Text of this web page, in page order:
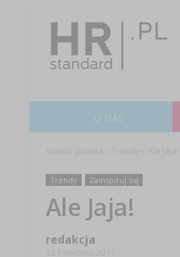
O NAS
Trendy Zainspiruj się
Ale Jaja!
redakcja